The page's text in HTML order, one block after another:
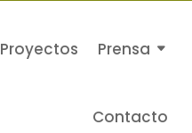
Proyectos Prensa
Contacto